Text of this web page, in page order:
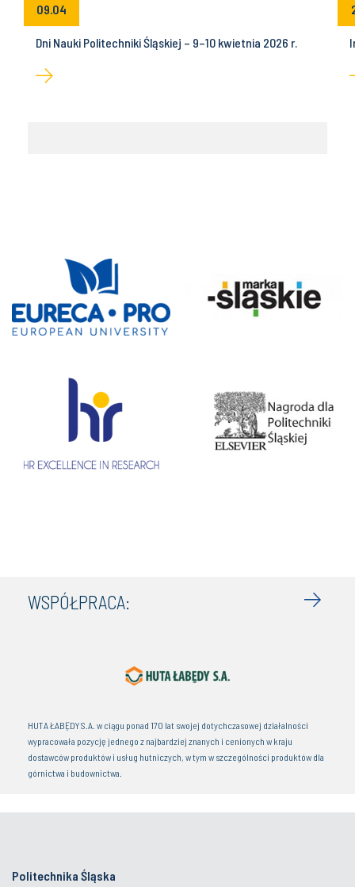
09.04
Dni Nauki Politechniki Śląskiej – 9–10 kwietnia 2026 r.
WSPÓŁPRACA:
HUTA ŁABĘDY S.A. w ciągu ponad 170 lat swojej dotychczasowej działalności
wypracowała pozycję jednego z najbardziej znanych i cenionych w kraju
dostawców produktów i usług hutniczych, w tym w szczególności produktów dla
górnictwa i budownictwa.
Politechnika Śląska